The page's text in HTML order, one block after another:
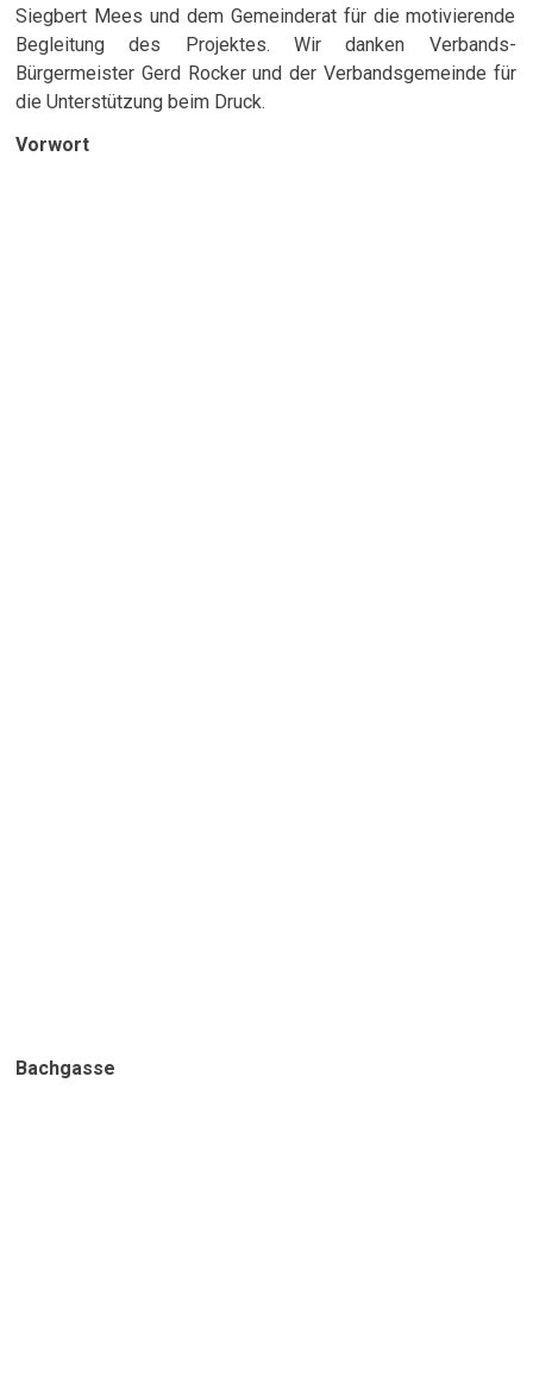
Siegbert Mees und dem Gemeinderat für die motivierende
Begleitung des Projektes. Wir danken Verbands-
Bürgermeister Gerd Rocker und der Verbandsgemeinde für
die Unterstützung beim Druck.
Vorwort
Bachgasse